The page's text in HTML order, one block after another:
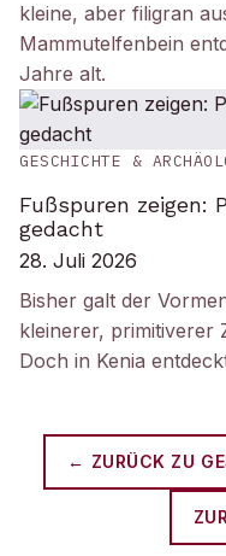
kleine, aber filigran
Mammutelfenbein
Jahre alt.
GESCHICHTE &
Fußspuren zeigen:
gedacht
28. Juli 2026
Bisher galt der
kleinerer, primitiverer
Doch in Kenia
← ZURÜCK ZU